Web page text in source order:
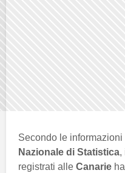
Secondo le informazioni
Nazionale di Statistica,
registrati alle Canarie